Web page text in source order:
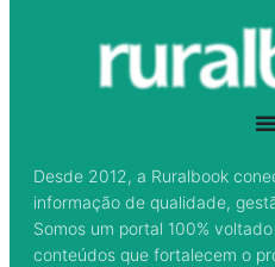
Desde 2012, a Ruralbook
informação de qualidade,
Somos um portal 100%
conteúdos que fortalecem o